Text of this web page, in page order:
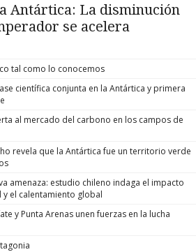
Antártica: La disminución
se acelera
tal como lo conocemos
científica conjunta en la Antártica y primera
al mercado del carbono en los campos de
revela que la Antártica fue un territorio verde
amenaza: estudio chileno indaga el impacto
el calentamiento global
y Punta Arenas unen fuerzas en la lucha